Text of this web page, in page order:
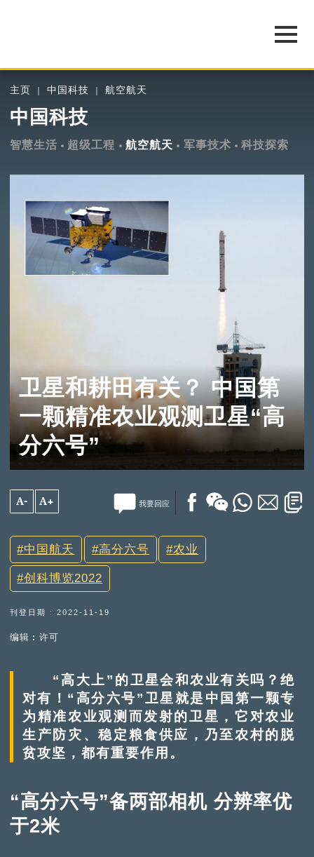
主页 中国科技 航空航天
中国科技
智慧生活 超级工程 航空航天 军事技术 科技探索
卫星和耕田有关？ 中国第
一颗精准农业观测卫星“高
分六号”
A- A+ 我要回应
中国航天 高分六号 农业
创科博览2022
刊登日期 : 2022-11-19
编辑︰许可
“高大上”的卫星会和农业有关吗？绝
对有！“高分六号”卫星就是中国第一颗专
为精准农业观测而发射的卫星，它对农业
生产防灾、稳定粮食供应，乃至农村的脱
贫攻坚，都有重要作用。
“高分六号”备两部相机 分辨率优
于2米